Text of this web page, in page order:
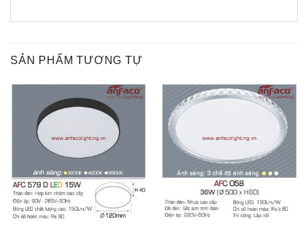
SẢN PHẨM TƯƠNG TỰ